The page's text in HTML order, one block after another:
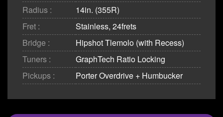
Radius :
14in. (355R)
Fret :
Stainless, 24frets
Bridge :
Hipshot Tlemolo (with Recess)
Tuners :
GraphTech Ratio Locking
Pickups :
Porter Overdrive + Humbucker